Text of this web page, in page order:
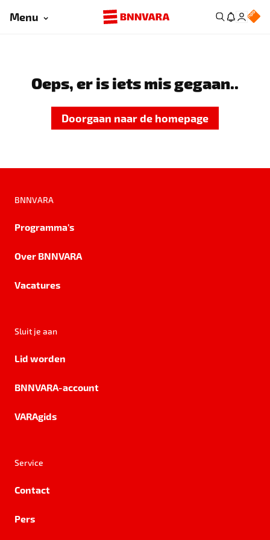
Menu
Oeps, er is iets mis gegaan..
Doorgaan naar de homepage
BNNVARA
Programma's
Over BNNVARA
Vacatures
Sluit je aan
Lid worden
BNNVARA-account
VARAgids
Service
Contact
Pers